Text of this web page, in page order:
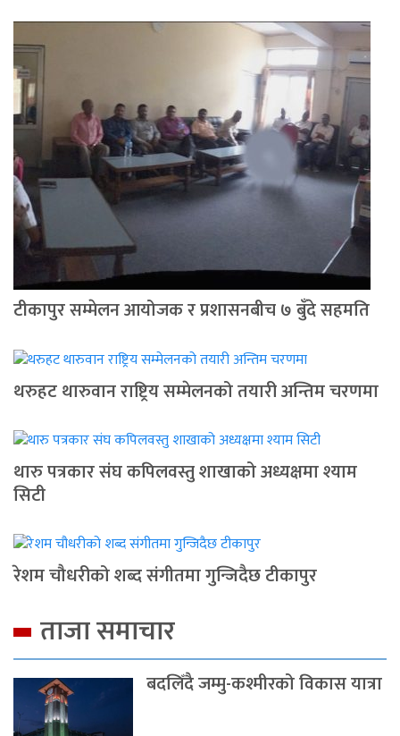
टीकापुर सम्मेलन आयोजक र प्रशासनबीच ७ बुँदे सहमति
थरुहट थारुवान राष्ट्रिय सम्मेलनको तयारी अन्तिम चरणमा
थारु पत्रकार संघ कपिलवस्तु शाखाको अध्यक्षमा श्याम
सिटी
रेशम चौधरीको शब्द संगीतमा गुन्जिदैछ टीकापुर
ताजा समाचार
बदलिँदै जम्मु-कश्मीरको विकास यात्रा